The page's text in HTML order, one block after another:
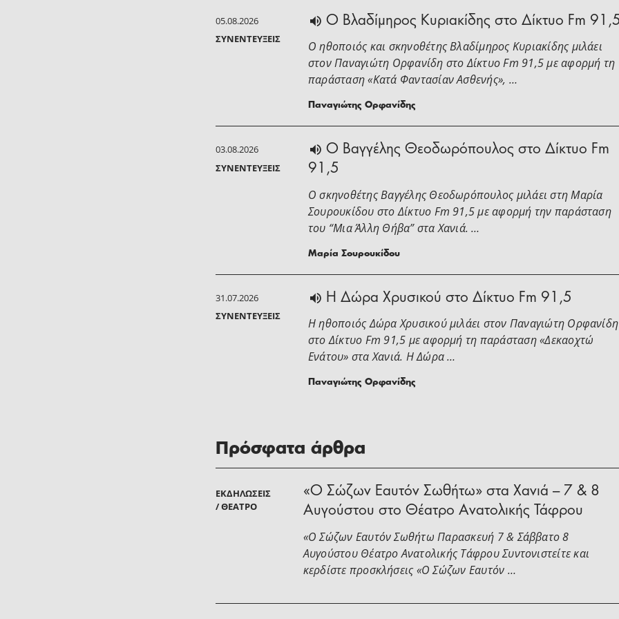
05.08.2026
ΣΥΝΕΝΤΕΎΞΕΙΣ
O Βλαδίμηρος Κυριακίδης στο Δίκτυο Fm
Ο ηθοποιός και σκηνοθέτης Βλαδίμηρος Κυριακίδης μιλάει
στoν Παναγιώτη Ορφανίδη στο Δίκτυο Fm 91,5 με αφορμή τη
παράσταση «Κατά Φαντασίαν Ασθενής», …
Παναγιώτης Ορφανίδης
03.08.2026
ΣΥΝΕΝΤΕΎΞΕΙΣ
Ο Βαγγέλης Θεοδωρόπουλος στο Δίκτυο Fm
91,5
Ο σκηνοθέτης Βαγγέλης Θεοδωρόπουλος μιλάει στη Μαρία
Σουρουκίδου στο Δίκτυο Fm 91,5 με αφορμή την παράσταση
του “Μια Άλλη Θήβα” στα Χανιά. …
Μαρία Σουρουκίδου
31.07.2026
ΣΥΝΕΝΤΕΎΞΕΙΣ
H Δώρα Χρυσικού στο Δίκτυο Fm 91,5
Η ηθοποιός Δώρα Χρυσικού μιλάει στoν Παναγιώτη Ορφανίδη
στο Δίκτυο Fm 91,5 με αφορμή τη παράσταση «Δεκαοχτώ
Ενάτου» στα Χανιά. Η Δώρα …
Παναγιώτης Ορφανίδης
Πρόσφατα άρθρα
ΕΚΔΗΛΏΣΕΙΣ
/ ΘΈΑΤΡΟ
«Ο Σώζων Εαυτόν Σωθήτω» στα Χανιά – 7 & 8
Αυγούστου στο Θέατρο Ανατολικής Τάφρου
«Ο Σώζων Εαυτόν Σωθήτω Παρασκευή 7 & Σάββατο 8
Αυγούστου Θέατρο Ανατολικής Τάφρου Συντονιστείτε και
κερδίστε προσκλήσεις «Ο Σώζων Εαυτόν …